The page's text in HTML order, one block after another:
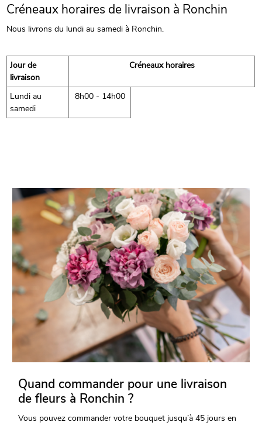
Créneaux horaires de livraison à Ronchin
Nous livrons du lundi au samedi à Ronchin.
Jour de
livraison
Créneaux horaires
Lundi au
samedi
8h00 - 14h00
Quand commander pour une livraison
de fleurs à Ronchin ?
Vous pouvez commander votre bouquet jusqu’à 45 jours en